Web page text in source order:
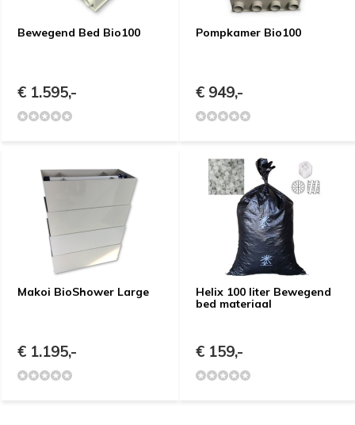
Bewegend Bed Bio100
€ 1.595,-
Pompkamer Bio100
€ 949,-
Makoi BioShower Large
€ 1.195,-
Helix 100 liter Bewegend
bed materiaal
€ 159,-